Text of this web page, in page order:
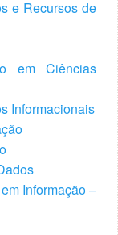
e Recursos de
em Ciências
Informacionais
Informação –